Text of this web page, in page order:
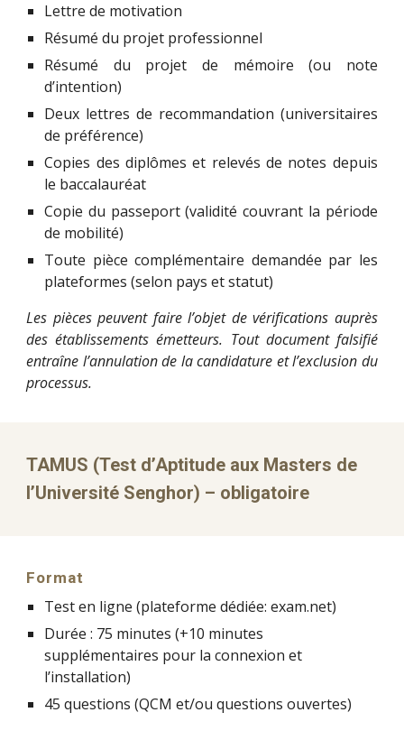
Lettre de motivation
Résumé du projet professionnel
Résumé du projet de mémoire (ou note
d’intention)
Deux lettres de recommandation (universitaires
de préférence)
Copies des diplômes et relevés de notes depuis
le baccalauréat
Copie du passeport (validité couvrant la période
de mobilité)
Toute pièce complémentaire demandée par les
plateformes (selon pays et statut)
Les pièces peuvent faire l’objet de vérifications auprès
des établissements émetteurs. Tout document falsifié
entraîne l’annulation de la candidature et l’exclusion du
processus.
TAMUS (Test d’Aptitude aux Masters de
l’Université Senghor) – obligatoire
Format
Test en ligne (plateforme dédiée: exam.net)
Durée : 75 minutes (+10 minutes
supplémentaires pour la connexion et
l’installation)
45 questions (QCM et/ou questions ouvertes)